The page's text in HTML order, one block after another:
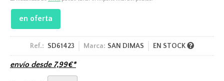
en oferta
Ref.: SD61423 Marca: SAN DIMAS EN STOCK
envío desde 7,99€*